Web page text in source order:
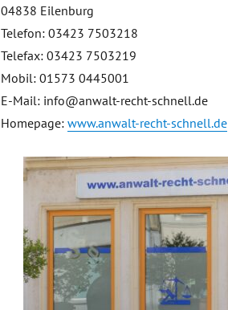
04838 Eilenburg
Telefon: 03423 7503218
Telefax: 03423 7503219
Mobil: 01573 0445001
E-Mail: info@anwalt-recht-schnell.de
Homepage:www.anwalt-recht-schnell.de